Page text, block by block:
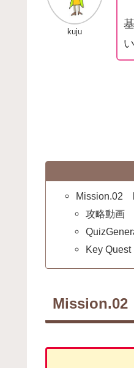
kuju
Mission.02
攻略動画
Key Quest